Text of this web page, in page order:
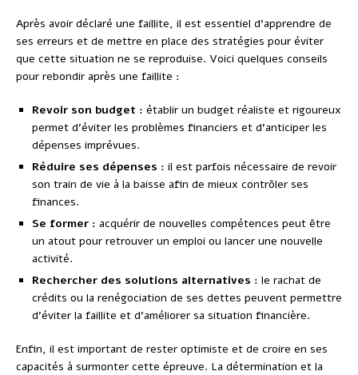
Après avoir déclaré une faillite, il est essentiel d’apprendre de
ses erreurs et de mettre en place des stratégies pour éviter
que cette situation ne se reproduise. Voici quelques conseils
pour rebondir après une faillite :
Revoir son budget : établir un budget réaliste et rigoureux
permet d’éviter les problèmes financiers et d’anticiper les
dépenses imprévues.
Réduire ses dépenses : il est parfois nécessaire de revoir
son train de vie à la baisse afin de mieux contrôler ses
finances.
Se former : acquérir de nouvelles compétences peut être
un atout pour retrouver un emploi ou lancer une nouvelle
activité.
Rechercher des solutions alternatives : le rachat de
crédits ou la renégociation de ses dettes peuvent permettre
d’éviter la faillite et d’améliorer sa situation financière.
Enfin, il est important de rester optimiste et de croire en ses
capacités à surmonter cette épreuve. La détermination et la